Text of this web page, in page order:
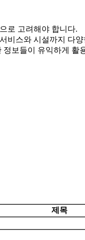
로 고려해야 합니다.
비스와 시설까지 다
보들이 유익하게 활
제목